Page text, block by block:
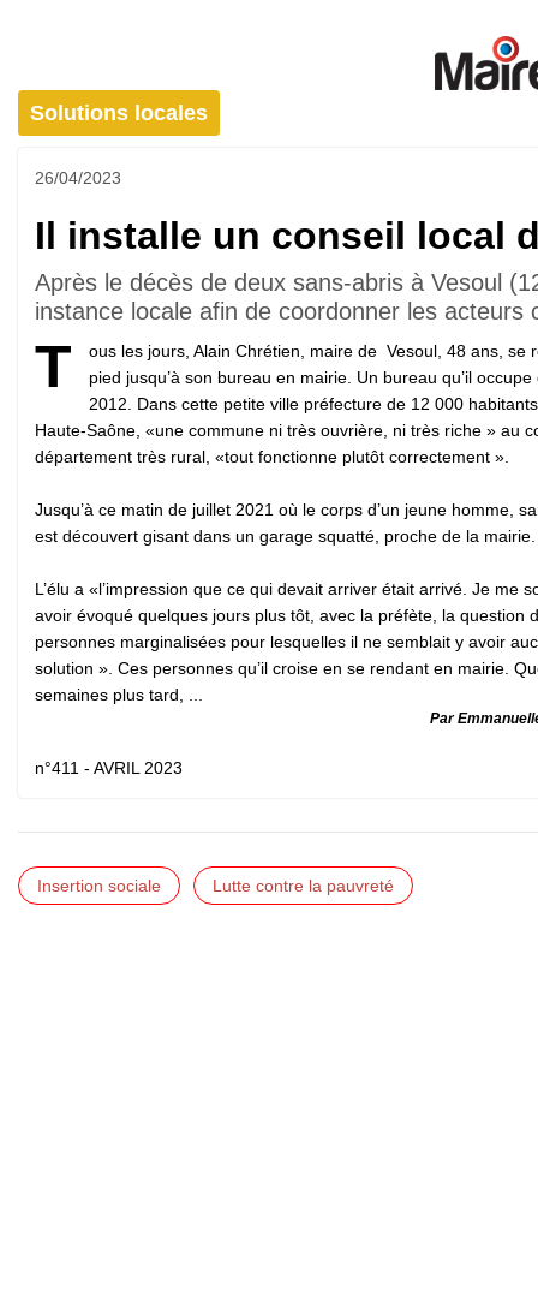
Solutions locales
26/04/2023
Il installe un conseil local
Après le décès de deux sans-abris à Vesoul
instance locale afin de coordonner les acteurs
T
ous les jours, Alain Chrétien, maire de Vesoul, 48 ans, se
pied jusqu’à son bureau en mairie. Un bureau qu’il occupe
2012. Dans cette petite ville préfecture de 12 000
Haute-Saône, «une commune ni très ouvrière, ni très riche » au
département très rural, «tout fonctionne plutôt correctement ».
Jusqu’à ce matin de juillet 2021 où le corps d’un jeune homme,
est découvert gisant dans un garage squatté, proche de la mairie.
L’élu a «l’impression que ce qui devait arriver était arrivé. Je me
avoir évoqué quelques jours plus tôt, avec la préfète, la question
personnes marginalisées pour lesquelles il ne semblait y avoir
solution ». Ces personnes qu’il croise en se rendant en mairie.
semaines plus tard, ...
Par
n°411 - AVRIL 2023
Insertion sociale Lutte contre la pauvreté